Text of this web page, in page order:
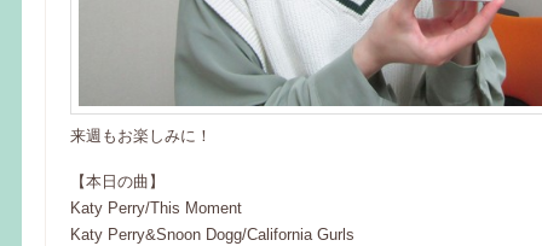
来週もお楽しみに！
【本日の曲】
Katy Perry/This Moment
Katy Perry&Snoon Dogg/California Gurls